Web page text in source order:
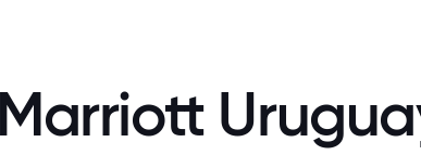
Marriott